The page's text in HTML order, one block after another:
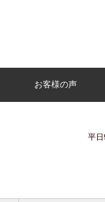
お客様の声
平